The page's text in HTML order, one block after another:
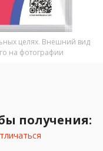
целях. Внешний вид
на фотографии
получения: